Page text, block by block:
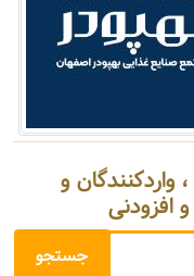
واردکنندگان و
افزودنی